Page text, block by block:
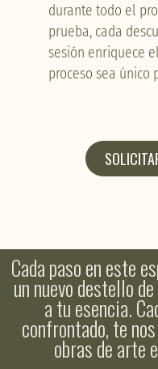
durante todo el
prueba, cada
sesión enriquece
proceso sea único
Cada paso en este
un nuevo destello
a tu esencia.
confrontado, te
obras de arte